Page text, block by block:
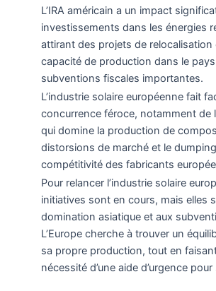
L’IRA américain a un impact
investissements dans les énergies
attirant des projets de relocalisation
capacité de production dans le
subventions fiscales importantes.
L’industrie solaire européenne fait
concurrence féroce, notamment de
qui domine la production de
distorsions de marché et le
compétitivité des fabricants
Pour relancer l’industrie solaire
initiatives sont en cours, mais elles
domination asiatique et aux
L’Europe cherche à trouver un
sa propre production, tout en
nécessité d’une aide d’urgence